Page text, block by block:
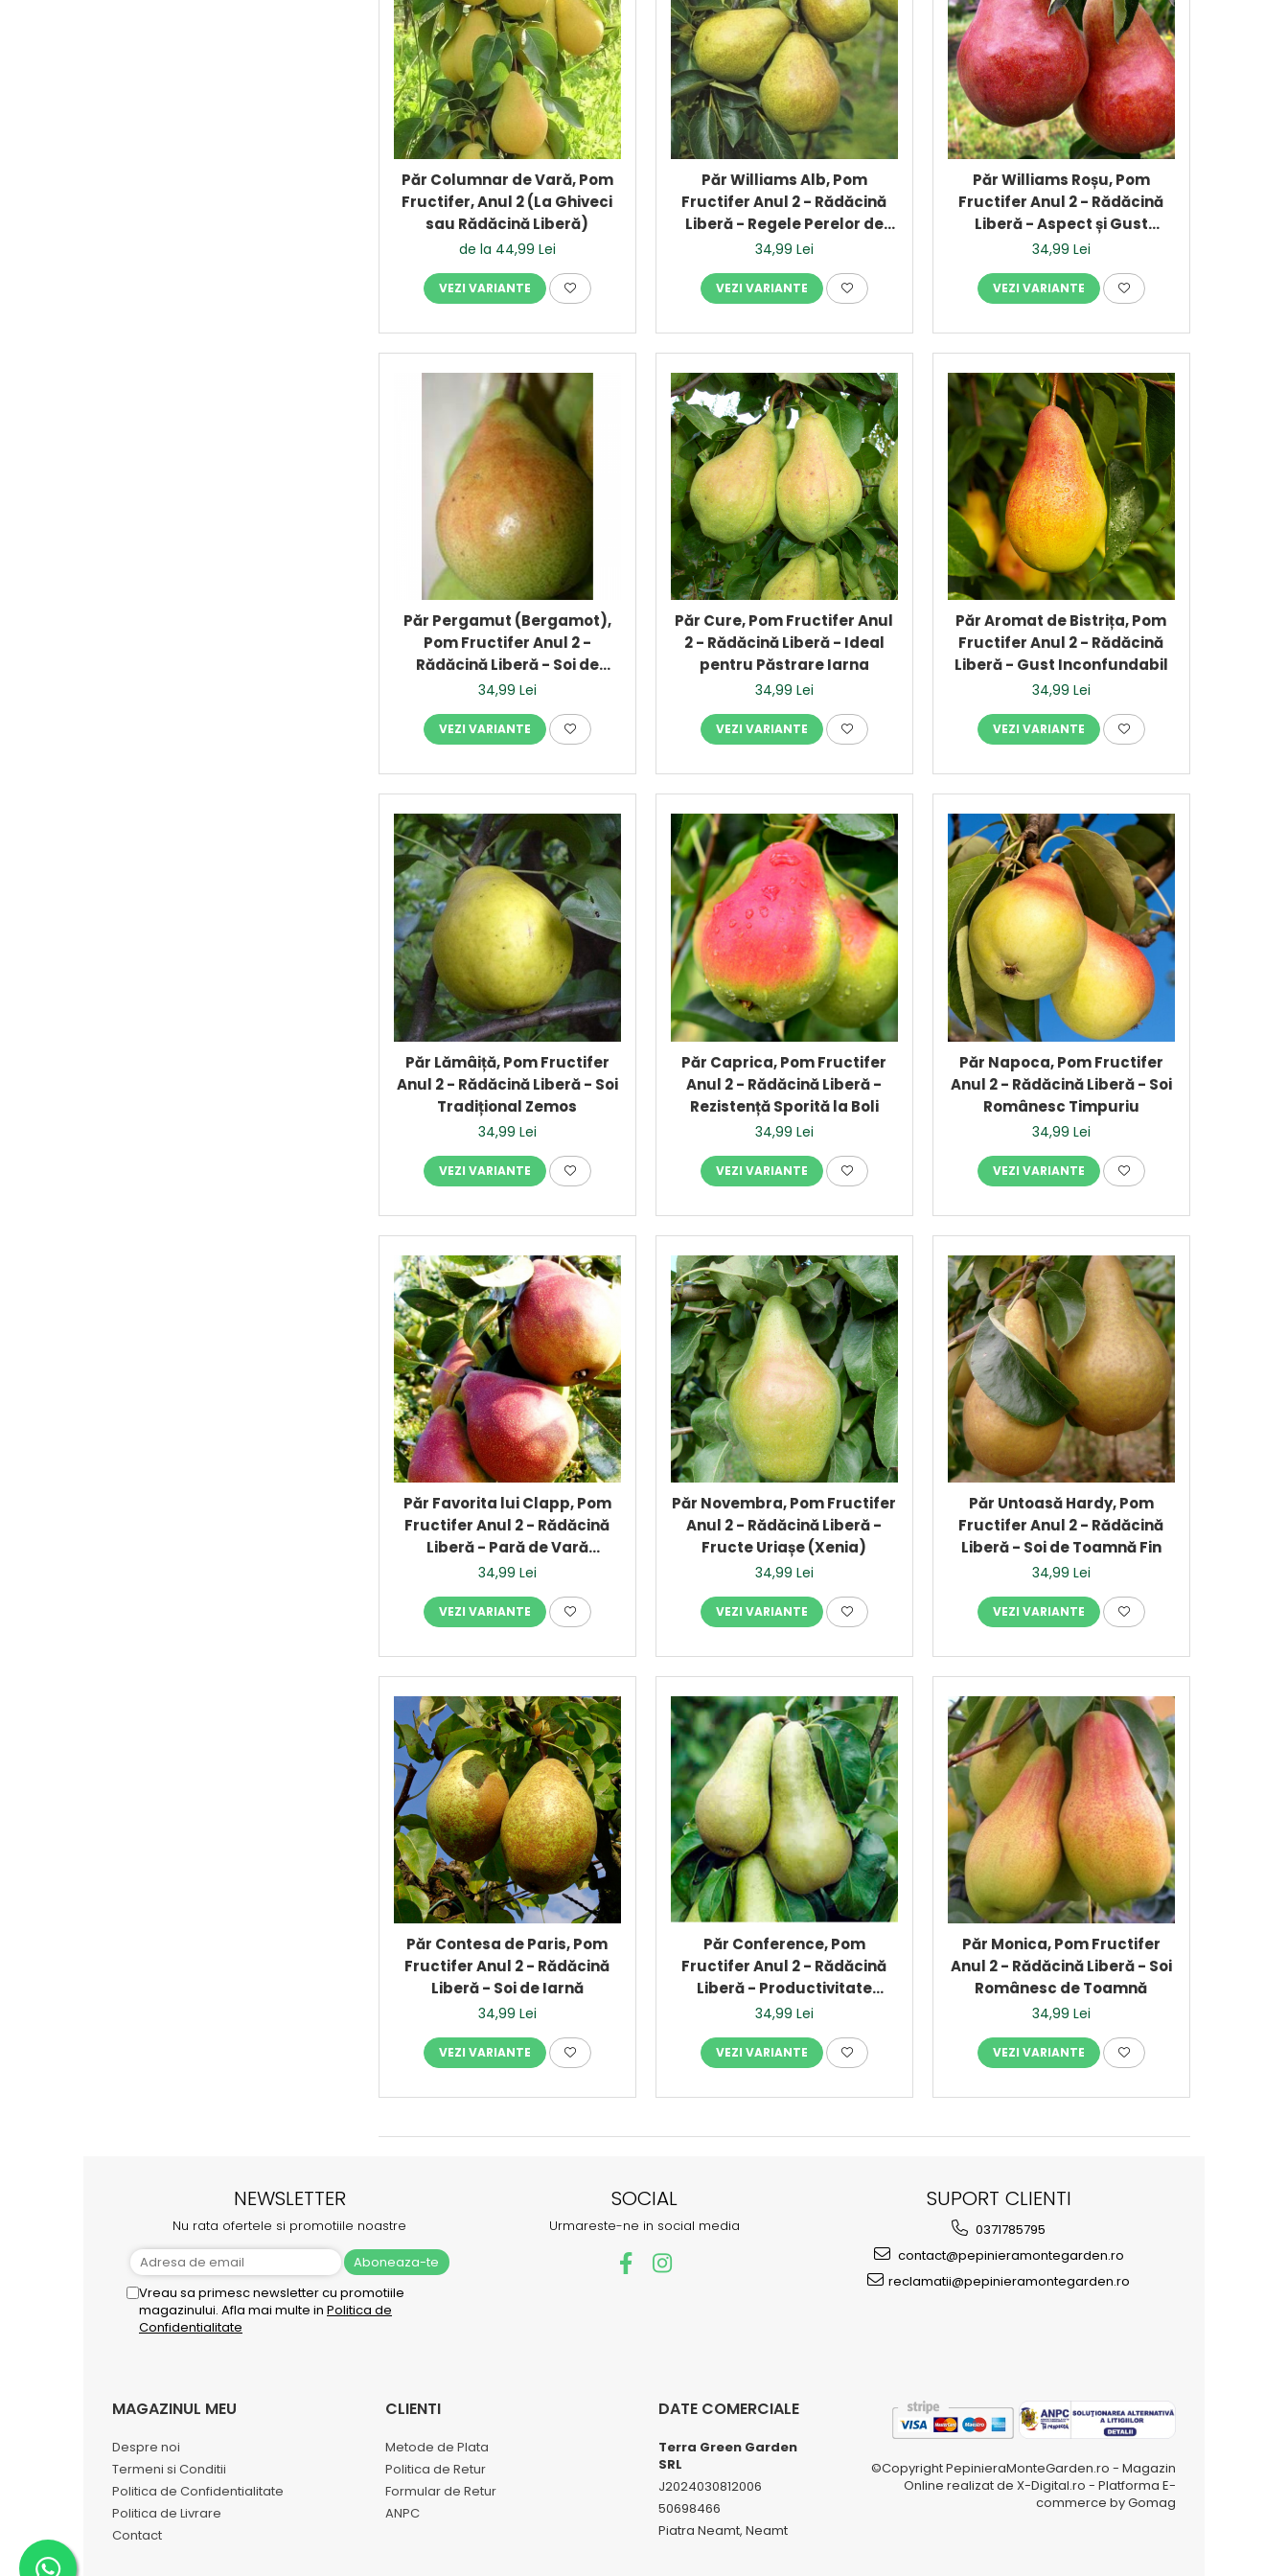
Păr Columnar de Vară, Pom
Fructifer, Anul 2 (La Ghiveci
sau Rădăcină Liberă)
de la 44,99 Lei
VEZI VARIANTE
Păr Williams Alb, Pom
Fructifer Anul 2 - Rădăcină
Liberă - Regele Perelor de
Vară
34,99 Lei
VEZI VARIANTE
Păr Williams Roșu, Pom
Fructifer Anul 2 - Rădăcină
Liberă - Aspect și Gust
Premium
34,99 Lei
VEZI VARIANTE
Păr Pergamut (Bergamot),
Pom Fructifer Anul 2 -
Rădăcină Liberă - Soi de
Toamnă
34,99 Lei
VEZI VARIANTE
Păr Cure, Pom Fructifer Anul
2 - Rădăcină Liberă - Ideal
pentru Păstrare Iarna
34,99 Lei
VEZI VARIANTE
Păr Aromat de Bistrița, Pom
Fructifer Anul 2 - Rădăcină
Liberă - Gust Inconfundabil
34,99 Lei
VEZI VARIANTE
Păr Lămâiță, Pom Fructifer
Anul 2 - Rădăcină Liberă - Soi
Tradițional Zemos
34,99 Lei
VEZI VARIANTE
Păr Caprica, Pom Fructifer
Anul 2 - Rădăcină Liberă -
Rezistență Sporită la Boli
34,99 Lei
VEZI VARIANTE
Păr Napoca, Pom Fructifer
Anul 2 - Rădăcină Liberă - Soi
Românesc Timpuriu
34,99 Lei
VEZI VARIANTE
Păr Favorita lui Clapp, Pom
Fructifer Anul 2 - Rădăcină
Liberă - Pară de Vară
Delicioasă
34,99 Lei
VEZI VARIANTE
Păr Novembra, Pom Fructifer
Anul 2 - Rădăcină Liberă -
Fructe Uriașe (Xenia)
34,99 Lei
VEZI VARIANTE
Păr Untoasă Hardy, Pom
Fructifer Anul 2 - Rădăcină
Liberă - Soi de Toamnă Fin
34,99 Lei
VEZI VARIANTE
Păr Contesa de Paris, Pom
Fructifer Anul 2 - Rădăcină
Liberă - Soi de Iarnă
34,99 Lei
VEZI VARIANTE
Păr Conference, Pom
Fructifer Anul 2 - Rădăcină
Liberă - Productivitate
Constantă
34,99 Lei
VEZI VARIANTE
Păr Monica, Pom Fructifer
Anul 2 - Rădăcină Liberă - Soi
Românesc de Toamnă
34,99 Lei
VEZI VARIANTE
NEWSLETTER
Nu rata ofertele si promotiile noastre
Vreau sa primesc newsletter cu promotiile
magazinului. Afla mai multe in Politica de
Confidentialitate
SOCIAL
Urmareste-ne in social media
SUPORT CLIENTI
0371785795
contact@pepinieramontegarden.ro
reclamatii@pepinieramontegarden.ro
MAGAZINUL MEU
Despre noi
Termeni si Conditii
Politica de Confidentialitate
Politica de Livrare
Contact
CLIENTI
Metode de Plata
Politica de Retur
Formular de Retur
ANPC
DATE COMERCIALE
Terra Green Garden
SRL
J2024030812006
50698466
Piatra Neamt, Neamt
©Copyright PepinieraMonteGarden.ro - Magazin
Online realizat de X-Digital.ro - Platforma E-
commerce by Gomag